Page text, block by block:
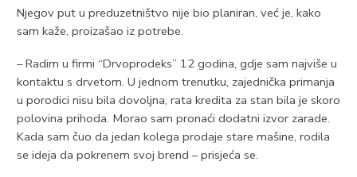
Njegov put u preduzetništvo nije bio planiran, već je, kako
sam kaže, proizašao iz potrebe.
– Radim u firmi “Drvoprodeks” 12 godina, gdje sam najviše u
kontaktu s drvetom. U jednom trenutku, zajednička primanja
u porodici nisu bila dovoljna, rata kredita za stan bila je skoro
polovina prihoda. Morao sam pronaći dodatni izvor zarade.
Kada sam čuo da jedan kolega prodaje stare mašine, rodila
se ideja da pokrenem svoj brend – prisjeća se.